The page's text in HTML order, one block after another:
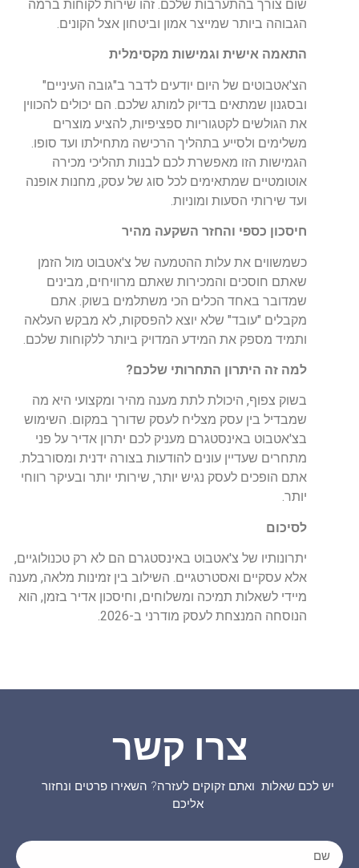
שום צורך בהתערבות שלכם. זהו שירות לקוחות ברמה
הגבוהה ביותר שמייצר אמון וביטחון אצל הקונים.
התאמה אישית וגמישות מקסימלית
הצ'אטבוטים של היום יודעים לדבר ב"גובה העיניים"
ובסגנון שמתאים בדיוק למותג שלכם. הם יכולים להכווין
את הגולשים לקטגוריות ספציפיות, להציע מוצרים
משלימים ולסייע בתהליך הרכישה מתחילתו ועד סופו.
הגמישות הזו מאפשרת לכם לבנות תהליכי מכירה
אוטומטיים שמתאימים לכל סוג של עסק, מחנות אופנה
ועד שירותי הסעות ומוניות.
חיסכון כספי והחזר השקעה מהיר
כשמשווים את עלות ההטמעה של צ'אטבוט מול הזמן
שאתם חוסכים והמכירות שאתם מרוויחים, מבינים
שמדובר באחד הכלים הכי משתלמים בשוק. אתם
מקבלים "עובד" שלא יוצא להפסקות, לא מבקש העלאה
ותמיד מספק את המידע המדויק ביותר ללקוחות שלכם.
למה זה היתרון התחרותי שלכם?
בשוק צפוף, היכולת לתת מענה מהיר ומקצועי היא מה
שמבדיל בין עסק מצליח לעסק שדורך במקום. השימוש
בצ'אטבוט באינסטגרם מעניק לכם יתרון אדיר על פני
מתחרים שעדיין עונים להודעות בצורה ידנית ומסורבלת.
אתם הופכים לעסק נגיש יותר, שירותי יותר ובעיקר רווחי
יותר.
לסיכום
יתרונותיו של צ'אטבוט באינסטגרם הם לא רק טכנולוגיים,
אלא עסקיים ואסטרטגיים. השילוב בין זמינות מלאה, מענה
מיידי לשאלות תמיכה ומשלוחים, וחיסכון אדיר בזמן, הוא
הנוסחה המנצחת לעסק מודרני ב-2026.
צרו קשר
יש לכם שאלות ואתם זקוקים לעזרה? השאירו פרטים ונחזור
אליכם